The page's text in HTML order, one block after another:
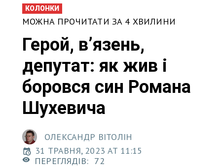
КОЛОНКИ
МОЖНА ПРОЧИТАТИ ЗА 4 ХВИЛИНИ
Герой, в’язень,
депутат: як жив і
боровся син Романа
Шухевича
ОЛЕКСАНДР ВІТОЛІН
31 ТРАВНЯ, 2023 AT 11:15
ПЕРЕГЛЯДІВ: 72